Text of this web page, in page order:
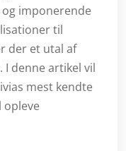
imponerende
til
der et utal af
denne artikel vil
mest kendte
opleve